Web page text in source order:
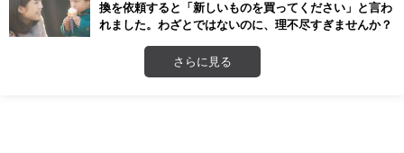
換を依頼すると「新しいものを買ってください」と言わ
れました。わざとではないのに、理不尽すぎませんか？
さらに見る